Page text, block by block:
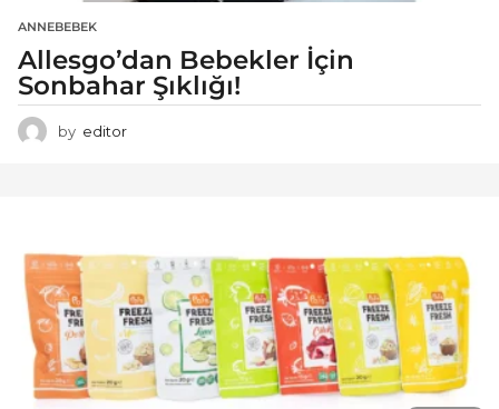
ANNEBEBEK
Allesgo’dan Bebekler İçin
Sonbahar Şıklığı!
by editor